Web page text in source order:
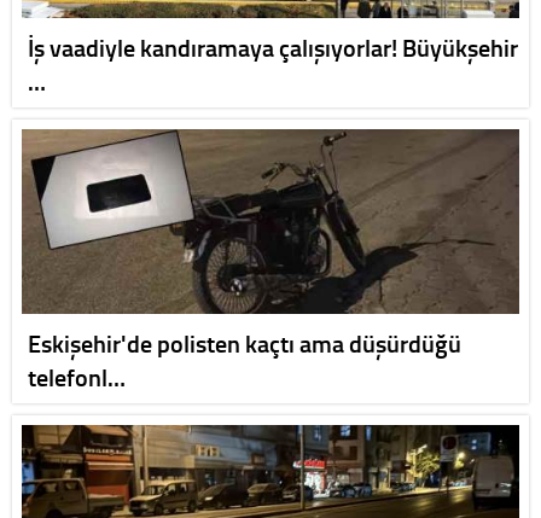
İş vaadiyle kandıramaya çalışıyorlar! Büyükşehir
…
Eskişehir'de polisten kaçtı ama düşürdüğü
telefonl…